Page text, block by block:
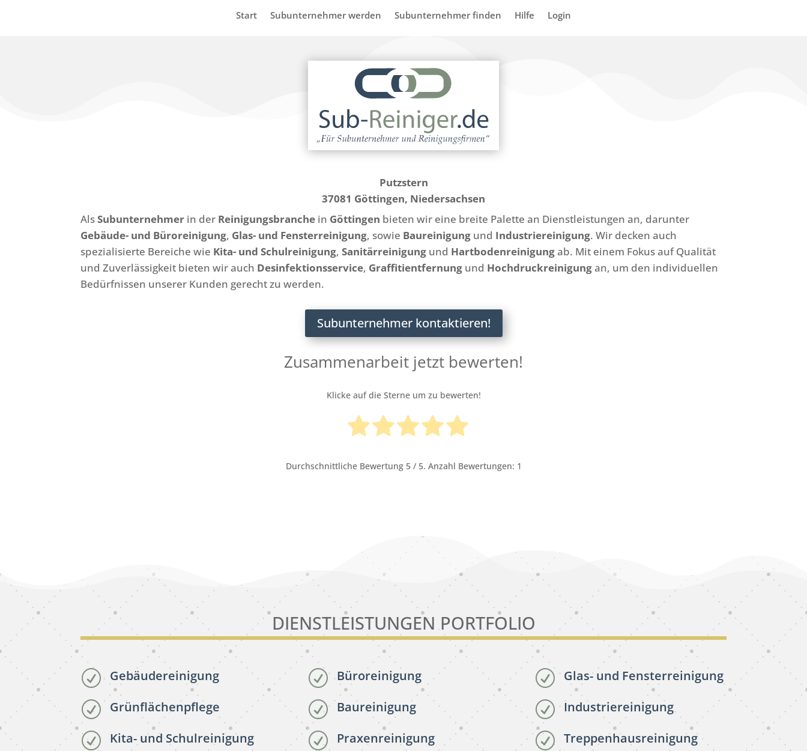
Start Subunternehmer werden Subunternehmer finden Hilfe Login
Putzstern
37081 Göttingen, Niedersachsen
AlsSubunternehmer in der Reinigungsbranche in Göttingen bieten wir eine breite Palette an Dienstleistungen an, darunter
Gebäude- und Büroreinigung, Glas- und Fensterreinigung, sowie Baureinigung und Industriereinigung. Wir decken auch
spezialisierte Bereiche wie Kita- und Schulreinigung,Sanitärreinigung und Hartbodenreinigungab. Mit einem Fokus auf Qualität
und Zuverlässigkeit bieten wir auch Desinfektionsservice, Graffitientfernung und Hochdruckreinigungan, um den individuellen
Bedürfnissen unserer Kunden gerecht zu werden.
Subunternehmer kontaktieren!
Zusammenarbeit jetzt bewerten!
Klicke auf die Sterne um zu bewerten!
Durchschnittliche Bewertung 5/ 5. Anzahl Bewertungen: 1
DIENSTLEISTUNGEN PORTFOLIO
R Gebäudereinigung R Büroreinigung R Glas- und Fensterreinigung
R Grünflächenpflege R Baureinigung R Industriereinigung
R Kita- und Schulreinigung R Praxenreinigung R Treppenhausreinigung